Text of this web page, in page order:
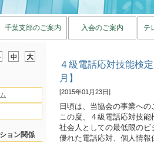
千葉支部のご案内 入会のご案内 テ
ョン関係
４級電話応対技能検
月】
[2015年01月23日]
日頃は、当協会の事業へ
この度、４級電話応対技
社会人としての最低限の
優れた電話応対、個人情